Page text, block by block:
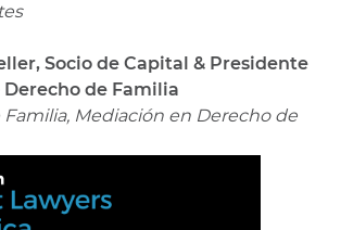
Socio de Capital & Presidente
de Familia
Mediación en Derecho de